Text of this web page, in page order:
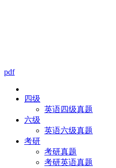
pdf
四级
英语四级真题
六级
英语六级真题
考研
考研真题
考研英语真题